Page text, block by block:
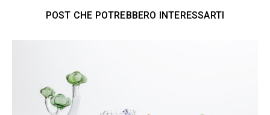
POST CHE POTREBBERO INTERESSARTI